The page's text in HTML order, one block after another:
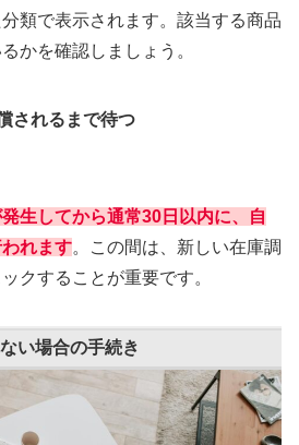
類で表示されます。該当する商品
かを確認しましょう。
されるまで待つ
生してから通常30日以内に、自
れます。この間は、新しい在庫調
クすることが重要です。
い場合の手続き